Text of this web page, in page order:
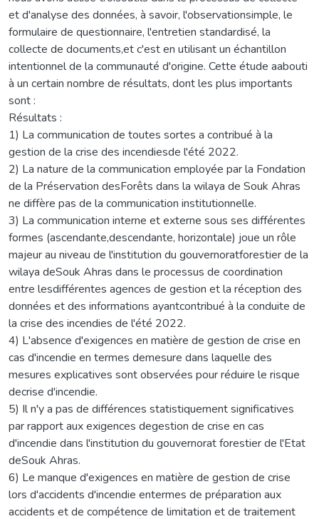
et d'analyse des données, à savoir, l'observationsimple, le
formulaire de questionnaire, l'entretien standardisé, la
collecte de documents,et c'est en utilisant un échantillon
intentionnel de la communauté d'origine. Cette étude aabouti
à un certain nombre de résultats, dont les plus importants
sont :
Résultats :
1) La communication de toutes sortes a contribué à la
gestion de la crise des incendiesde l'été 2022.
2) La nature de la communication employée par la Fondation
de la Préservation desForêts dans la wilaya de Souk Ahras
ne diffère pas de la communication institutionnelle.
3) La communication interne et externe sous ses différentes
formes (ascendante,descendante, horizontale) joue un rôle
majeur au niveau de l'institution du gouvernoratforestier de la
wilaya deSouk Ahras dans le processus de coordination
entre lesdifférentes agences de gestion et la réception des
données et des informations ayantcontribué à la conduite de
la crise des incendies de l'été 2022.
4) L'absence d'exigences en matière de gestion de crise en
cas d'incendie en termes demesure dans laquelle des
mesures explicatives sont observées pour réduire le risque
decrise d'incendie.
5) Il n'y a pas de différences statistiquement significatives
par rapport aux exigences degestion de crise en cas
d'incendie dans l'institution du gouvernorat forestier de l'Etat
deSouk Ahras.
6) Le manque d'exigences en matière de gestion de crise
lors d'accidents d'incendie entermes de préparation aux
accidents et de compétence de limitation et de traitement